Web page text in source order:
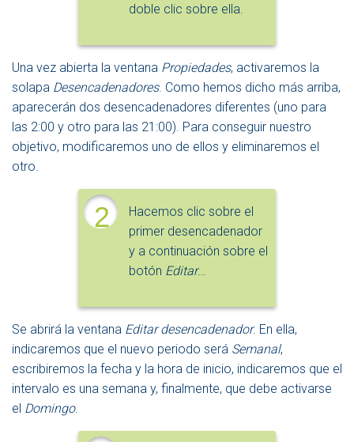
doble clic sobre ella.
Una vez abierta la ventana Propiedades, activaremos la
solapa Desencadenadores. Como hemos dicho más arriba,
aparecerán dos desencadenadores diferentes (uno para
las 2:00 y otro para las 21:00). Para conseguir nuestro
objetivo, modificaremos uno de ellos y eliminaremos el
otro.
2
Hacemos clic sobre el
primer desencadenador
y a continuación sobre el
botón Editar…
Se abrirá la ventana Editar desencadenador. En ella,
indicaremos que el nuevo periodo será Semanal,
escribiremos la fecha y la hora de inicio, indicaremos que el
intervalo es una semana y, finalmente, que debe activarse
el Domingo.